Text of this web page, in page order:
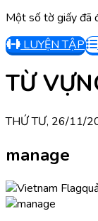
Một số tờ giấy đã
LUYỆN TẬP
TỪ
THỨ TƯ, 26/11/
manage